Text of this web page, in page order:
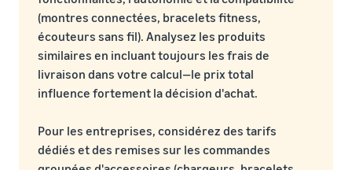
(montres connectées, bracelets fitness,
écouteurs sans fil). Analysez les produits
similaires en incluant toujours les frais de
livraison dans votre calcul—le prix total
influence fortement la décision d'achat.
Pour les entreprises, considérez des tarifs
dédiés et des remises sur les commandes